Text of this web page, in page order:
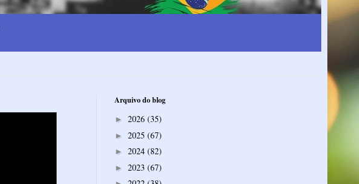
Arquivo do blog
► 2026 (35)
► 2025 (67)
► 2024 (82)
► 2023 (67)